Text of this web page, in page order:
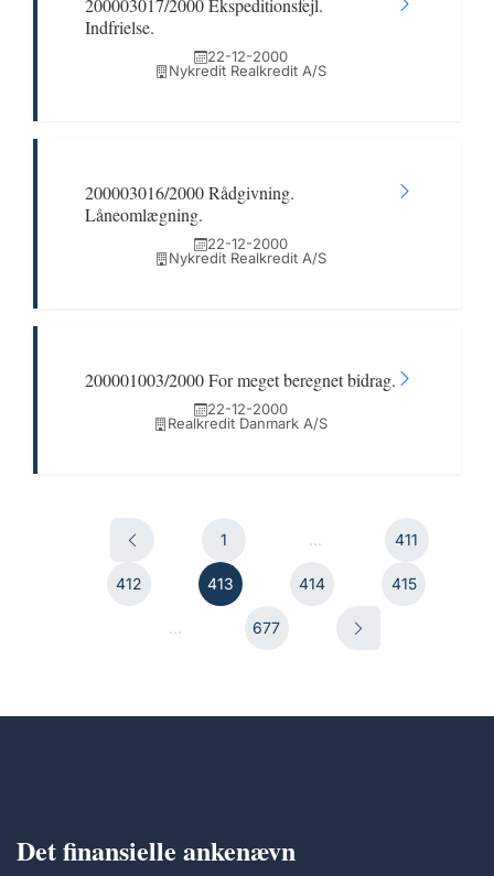
200003017/2000 Ekspeditionsfejl.
Indfrielse.
22-12-2000
Nykredit Realkredit A/S
200003016/2000 Rådgivning.
Låneomlægning.
22-12-2000
Nykredit Realkredit A/S
200001003/2000 For meget beregnet bidrag.
22-12-2000
Realkredit Danmark A/S
1 ... 411
412 413 414 415
... 677
Det finansielle ankenævn